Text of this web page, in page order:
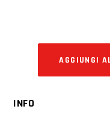
AGGIUNGI
INFO